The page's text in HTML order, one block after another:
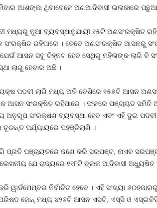
ଆଶଙ୍କା ଥିବାବେଳେ ଅଣଆଦିବାସୀ ଇଲାକାରେ
ମଧ୍ୟରୁ ନୂଆ ବ୍ୟବସ୍ଥାନୁଯାୟୀ ୧୫ଟି ଅଣସଂରକ୍ଷିତ
ରହିପାରେ । ତେବେ ଅଣସଂରକ୍ଷିତ ଆସନରୁ
ଆସନ ସବୁ ଚିହ୍ନଟ ହେବ ସେଥିରୁ ମହିଳାଙ୍କ ଲାଗି ବି
ଲାଗୁ ହେବାର ଅଛି ।
ପଦବୀ ଲାଗି ମଧ୍ୟ ଅତି ବେଶିରେ ୧୫୭ଟି ଆସନ
ଆସନ ସଂରକ୍ଷିତ ରହିପାରେ । ଫଳରେ ପଞ୍ଚାୟତ
ଅନୁରୂପ ସଂରକ୍ଷଣ ବ୍ୟବସ୍ଥା ହେବ ଏବଂ ଏହି ଦୁଇ
ପର୍ଯ୍ୟାୟରେ ପହଞ୍ଚିଲାଣି ।
ପ୍ରତି ପଞ୍ଚାୟତରେ ଜଣେ କରି ସରପଞ୍ଚ, ନାଏବ
ଯେ ରାଜ୍ୟରେ ୧୧୮ଟି ବ୍ଲକ ଆଦିବାସୀ
ୱାର୍ଡମେମ୍ବର ନିର୍ବାଚିତ ହେବେ । ଏହି ସଂଖ୍ୟା
ପରିଷଦ ଜୋନ୍‍ ମଧ୍ୟ ୪୨୬ଟି ଆସନ ଏସଟି, ଏସ୍‍ସି ଓ